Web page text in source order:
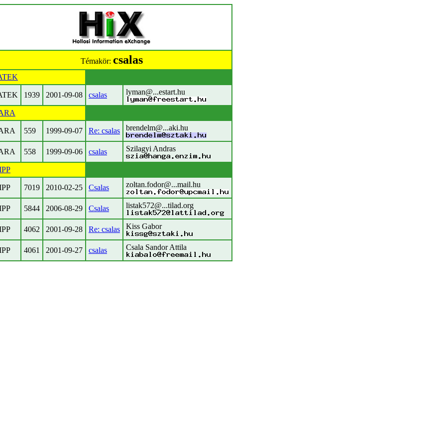
Témakör: csalas
1939 2001-09-08 csalas lyman@...estart.hu
559 1999-09-07 Re: csalas brendelm@...aki.hu
558 1999-09-06 csalas Szilagyi Andras
7019 2010-02-25 Csalas zoltan.fodor@...mail.hu
5844 2006-08-29 Csalas listak572@...tilad.org
4062 2001-09-28 Re: csalas Kiss Gabor
4061 2001-09-27 csalas Csala Sandor Attila